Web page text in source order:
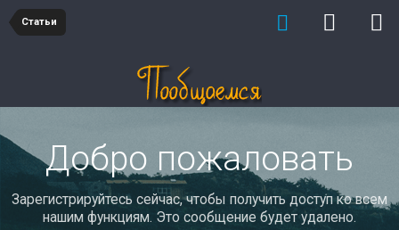
Статьи
Добро пожаловать
Зарегистрируйтесь сейчас, чтобы получить доступ ко всем
нашим функциям. Это сообщение будет удалено.